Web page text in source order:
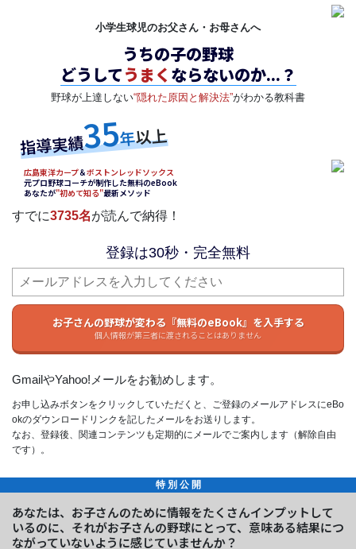
小学生球児のお父さん・お母さんへ
うちの子の野球
どうしてうまく ならないのか...？
野球が上達しない“隠れた原因と解決法”がわかる教科書
指導実績35年以上
広島東洋カープ＆ボストンレッドソックス
元プロ野球コーチが制作した無料のeBook
あなたが"初めて知る"最新メソッド
すでに3735名が読んで納得！
登録は30秒・完全無料
お子さんの野球が変わる『無料のeBook』を入手する
個人情報が第三者に渡されることはありません
GmailやYahoo!メールをお勧めします。
お申し込みボタンをクリックしていただくと、ご登録のメールアドレスにeBo
okのダウンロードリンクを記したメールをお送りします。
なお、登録後、関連コンテンツも定期的にメールでご案内します（解除自由
です）。
特 別 公 開
あなたは、お子さんのために情報をたくさんインプットして
いるのに、それがお子さんの野球にとって、意味ある結果につ
ながっていないように感じていませんか？